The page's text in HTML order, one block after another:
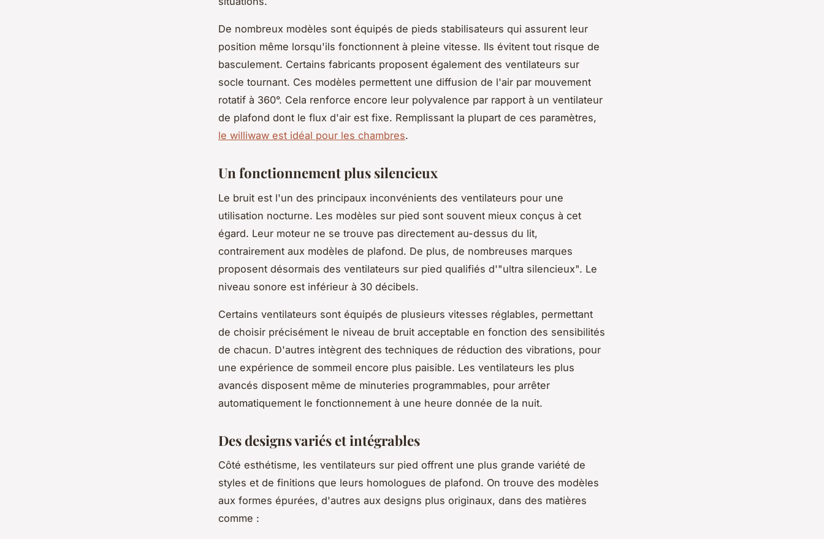
De nombreux modèles sont équipés de pieds stabilisateurs qui assurent leur
position même lorsqu'ils fonctionnent à pleine vitesse. Ils évitent tout risque de
basculement. Certains fabricants proposent également des ventilateurs sur
socle tournant. Ces modèles permettent une diffusion de l'air par mouvement
rotatif à 360°. Cela renforce encore leur polyvalence par rapport à un ventilateur
de plafond dont le flux d'air est fixe. Remplissant la plupart de ces paramètres,
le williwaw est idéal pour les chambres.
Un fonctionnement plus silencieux
Le bruit est l'un des principaux inconvénients des ventilateurs pour une
utilisation nocturne. Les modèles sur pied sont souvent mieux conçus à cet
égard. Leur moteur ne se trouve pas directement au-dessus du lit,
contrairement aux modèles de plafond. De plus, de nombreuses marques
proposent désormais des ventilateurs sur pied qualifiés d'"ultra silencieux". Le
niveau sonore est inférieur à 30 décibels.
Certains ventilateurs sont équipés de plusieurs vitesses réglables, permettant
de choisir précisément le niveau de bruit acceptable en fonction des sensibilités
de chacun. D'autres intègrent des techniques de réduction des vibrations, pour
une expérience de sommeil encore plus paisible. Les ventilateurs les plus
avancés disposent même de minuteries programmables, pour arrêter
automatiquement le fonctionnement à une heure donnée de la nuit.
Des designs variés et intégrables
Côté esthétisme, les ventilateurs sur pied offrent une plus grande variété de
styles et de finitions que leurs homologues de plafond. On trouve des modèles
aux formes épurées, d'autres aux designs plus originaux, dans des matières
comme :